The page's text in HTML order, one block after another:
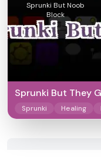
Sprunki But Noob
Block
Sprunki But They
Sprunki Healing